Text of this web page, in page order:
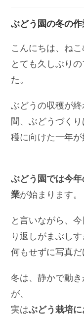
ぶどう園の冬の
こんにちは、ねこ
とても久しぶり
た。
ぶどうの収穫が
間、ぶどうづく
穫に向けた一年が
ぶどう園では今
業が始まります。
と言いながら、
り返しがまぶし
何もせずに写真だ
冬は、静かで動
が、
実はぶどう栽培